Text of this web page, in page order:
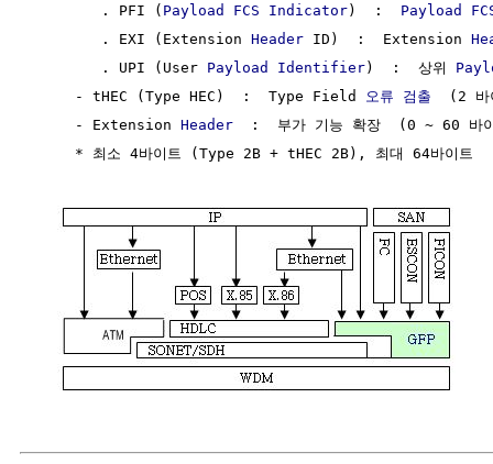
        . PFI (
Payload FCS Indicator)  : Payload
        . EXI (Extension
Header ID)  :  Extension
        . UPI (User
Payload Identifier)  :  상위
     - tHEC (Type HEC)  :  Type Field
오류 검출
(2 바
     - Extension
Header
:  부가 기능 확장  (0 ~ 60 바
     * 최소 4바이트 (Type 2B + tHEC 2B), 최대 64바이트